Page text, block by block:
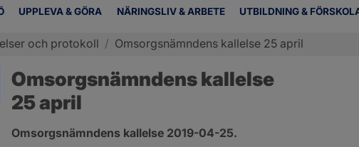
UPPLEVA & GÖRA NÄRINGSLIV & ARBETE UTBILDNING &
och protokoll / Omsorgsnämndens kallelse 25 april
Omsorgsnämndens kallelse
25 april
Omsorgsnämndens kallelse 2019-04-25.